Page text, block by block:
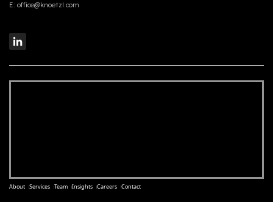
E: office@knoetzl.com
About Services Team Insights Careers Contact